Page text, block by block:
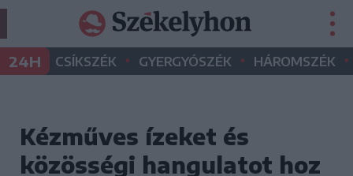
24H CSÍKSZÉK • GYERGYÓSZÉK • HÁROMSZÉK •
Kézműves ízeket és
közösségi hangulatot hoz